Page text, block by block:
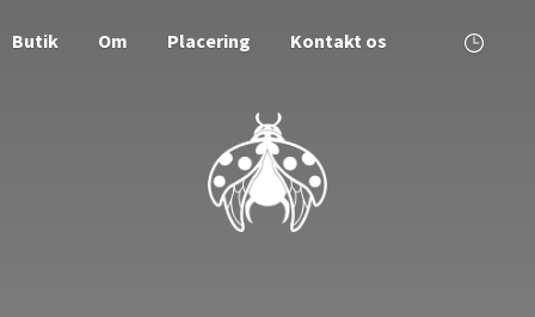
Butik Om Placering Kontakt os